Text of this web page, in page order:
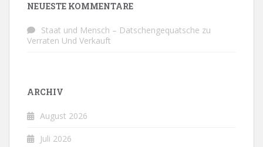
NEUESTE KOMMENTARE
Staat und Mensch – Datschengequatsche zu
Verraten Und Verkauft
ARCHIV
August 2026
Juli 2026